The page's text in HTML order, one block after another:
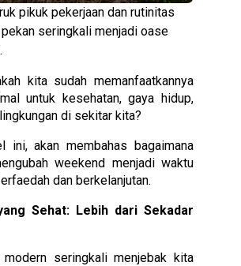
pikuk pekerjaan dan rutinitas
pekan seringkali menjadi oase
kita sudah memanfaatkannya
untuk kesehatan, gaya hidup,
di sekitar kita?
ini, akan membahas bagaimana
weekend menjadi waktu
dan berkelanjutan.
Sehat: Lebih dari Sekadar
modern seringkali menjebak kita